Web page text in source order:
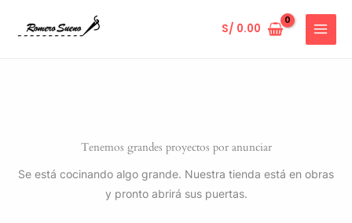
S/ 0.00
Tenemos grandes proyectos por anunciar
Se está cocinando algo grande. Nuestra tienda está en obras
y pronto abrirá sus puertas.